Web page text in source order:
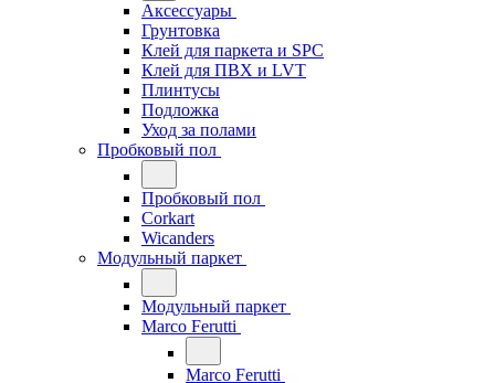
Аксессуары
Грунтовка
Клей для паркета и SPC
Клей для ПВХ и LVT
Плинтусы
Подложка
Уход за полами
Пробковый пол
Пробковый пол
Corkart
Wicanders
Модульный паркет
Модульный паркет
Marco Ferutti
Marco Ferutti